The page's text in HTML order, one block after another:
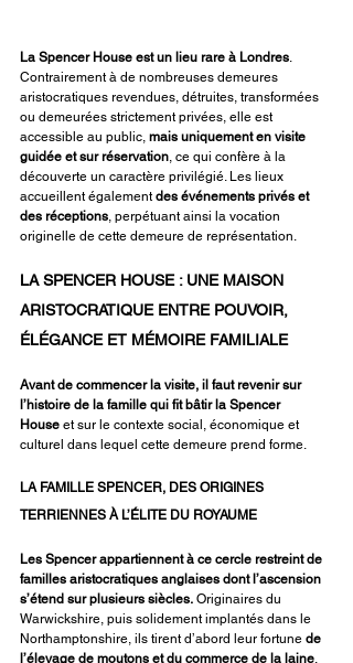
La Spencer House est un lieu rare à Londres
Contrairement à de nombreuses demeures
aristocratiques revendues, détruites, transformées
ou demeurées strictement privées, elle est
accessible au public, mais uniquement en visite
guidée et sur réservation , ce qui confère à la
découverte un caractère privilégié. Les lieux
accueillent également des événements privés et
des réceptions , perpétuant ainsi la vocation
originelle de cette demeure de représentation.
LA SPENCER HOUSE : UNE MAISON
ARISTOCRATIQUE ENTRE POUVOIR,
ÉLÉGANCE ET MÉMOIRE FAMILIALE
Avant de commencer la visite, il faut revenir sur
l’histoire de la famille qui fit bâtir la Spencer
House et sur le contexte social, économique et
culturel dans lequel cette demeure prend forme.
LA FAMILLE SPENCER, DES ORIGINES
TERRIENNES À L’ÉLITE DU ROYAUME
Les Spencer appartiennent à ce cercle restreint de
familles aristocratiques anglaises dont l’ascension
s’étend sur plusieurs siècles. Originaires du
Warwickshire, puis solidement implantés dans le
Northamptonshire, ils tirent d’abord leur fortune de
l’élevage de moutons et du commerce de la laine